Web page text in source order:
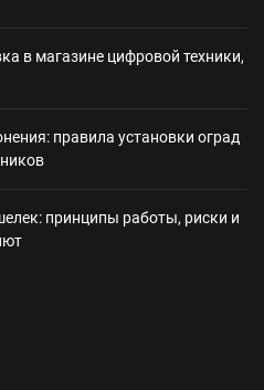
в магазине цифровой техники,
правила установки оград
принципы работы, риски и